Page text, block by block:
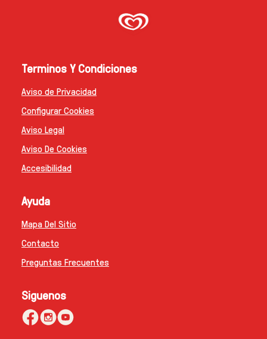
Terminos Y Condiciones
Aviso de Privacidad
Configurar Cookies
Aviso Legal
Aviso De Cookies
Accesibilidad
Ayuda
Mapa Del Sitio
Contacto
Preguntas Frecuentes
Siguenos